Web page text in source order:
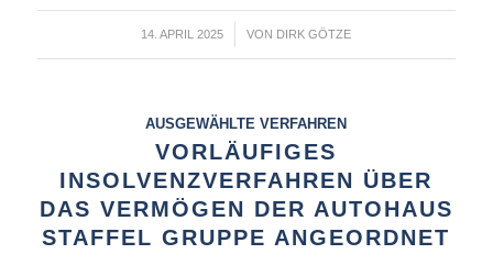
14. APRIL 2025
/ VON DIRK GÖTZE
AUSGEWÄHLTE VERFAHREN
VORLÄUFIGES
INSOLVENZVERFAHREN ÜBER
DAS VERMÖGEN DER AUTOHAUS
STAFFEL GRUPPE ANGEORDNET